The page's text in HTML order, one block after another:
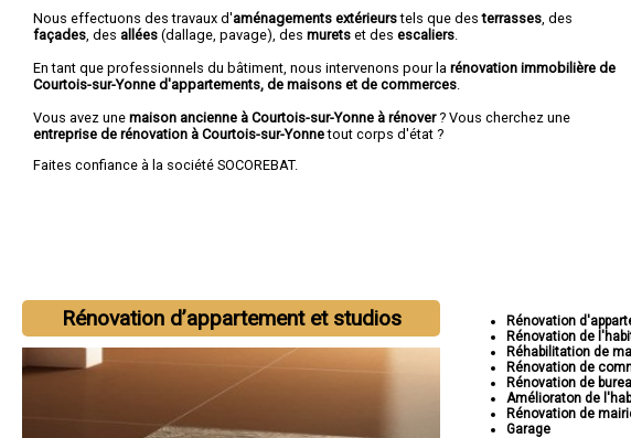
Nous effectuons des travaux d'aménagements extérieurstels que desterrasses , des
façades , des allées (dallage, pavage), des murets et des escaliers
En tant que professionnels du bâtiment, nous intervenons pour la rénovation immobilière de
Courtois-sur-Yonne d'appartements, de maisons et de commerces
Vous avez une maison ancienne à Courtois-sur-Yonne à rénover? Vous cherchez une
entreprise de rénovation à Courtois-sur-Yonnetout corps d'état ?
Faites confiance à la société SOCOREBAT.
Rénovation d’appartement et studios
Rénovation
Rénovation de
Réhabilitation de
Rénovation de
Rénovation de
Amélioraton de
Rénovation de
Garage